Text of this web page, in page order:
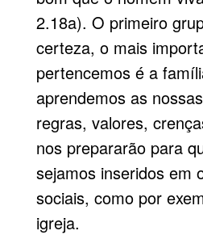
2.18a). O primeiro
certeza, o mais
pertencemos é a
aprendemos as
regras, valores,
nos prepararão para
sejamos inseridos em
sociais, como por
igreja.